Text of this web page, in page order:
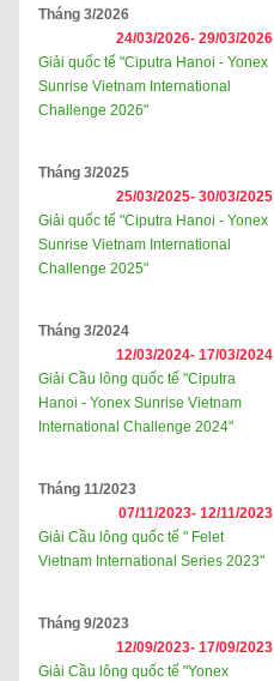
Tháng 3/2026
24/03/2026- 29/03/2026
Giải quốc tế "Ciputra Hanoi - Yonex
Sunrise Vietnam International
Challenge 2026"
Tháng 3/2025
25/03/2025- 30/03/2025
Giải quốc tế "Ciputra Hanoi - Yonex
Sunrise Vietnam International
Challenge 2025"
Tháng 3/2024
12/03/2024- 17/03/2024
Giải Cầu lông quốc tế "Ciputra
Hanoi - Yonex Sunrise Vietnam
International Challenge 2024"
Tháng 11/2023
07/11/2023- 12/11/2023
Giải Cầu lông quốc tế " Felet
Vietnam International Series 2023"
Tháng 9/2023
12/09/2023- 17/09/2023
Giải Cầu lông quốc tế "Yonex